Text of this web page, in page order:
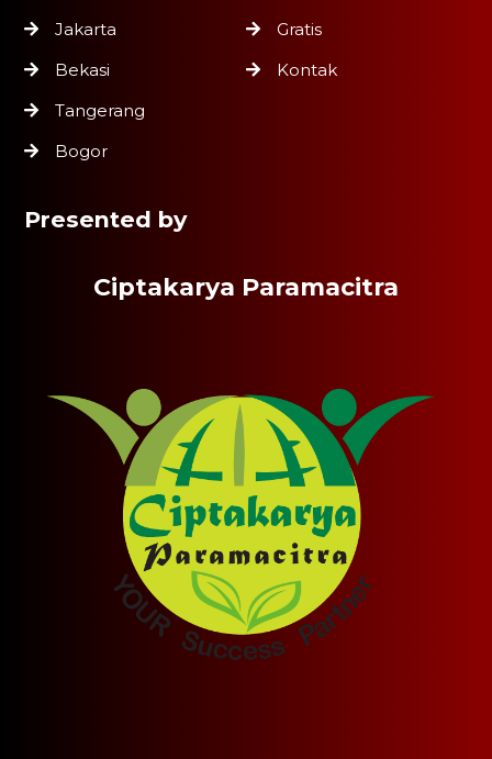
Jakarta
Bekasi
Tangerang
Bogor
Gratis
Kontak
Presented by
Ciptakarya Paramacitra